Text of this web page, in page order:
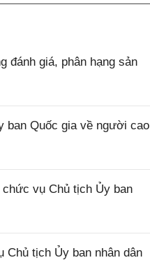
đánh giá, phân hạng sản
ban Quốc gia về người cao
vụ Chủ tịch Ủy ban
Chủ tịch Ủy ban nhân dân